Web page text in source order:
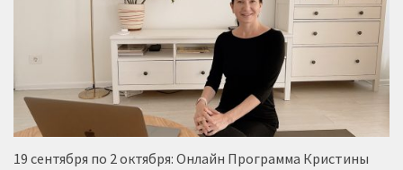
19 сентября по 2 октября: Онлайн Программа Кристины